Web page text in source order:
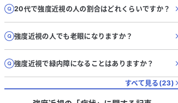
20代で強度近視の人の割合はどれくらいですか？
強度近視の人でも老眼になりますか？
強度近視で緑内障になることはありますか？
すべて見る(23)